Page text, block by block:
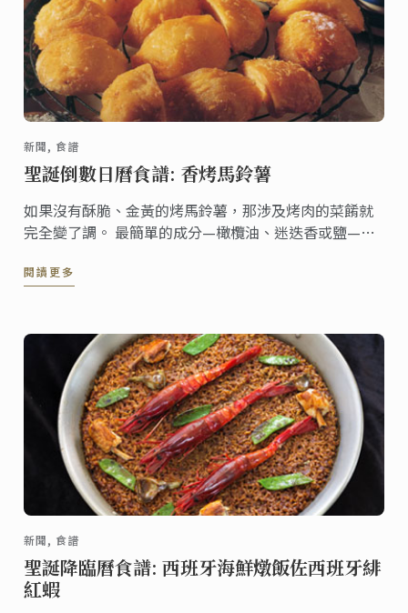
新聞, 食譜
聖誕倒數日曆食譜: 香烤馬鈴薯
如果沒有酥脆、金黃的烤馬鈴薯，那涉及烤肉的菜餚就
完全變了調。 最簡單的成分—橄欖油、迷迭香或鹽—將
專門混合，以製成最令人垂涎​欲滴的香脆馬鈴薯。
閱讀更多
新聞, 食譜
聖誕降臨曆食譜: 西班牙海鮮燉飯佐西班牙緋
紅蝦